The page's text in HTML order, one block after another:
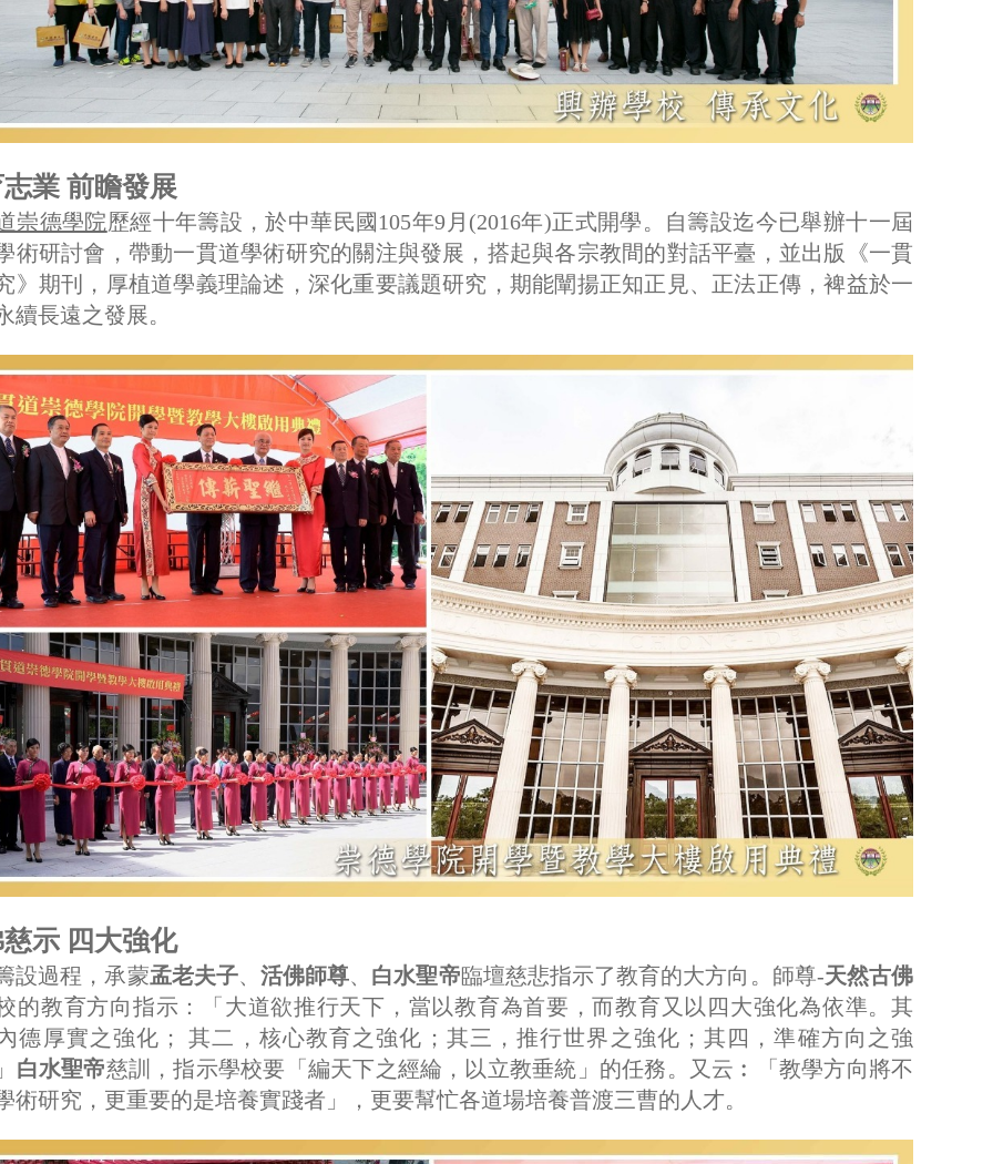
業 前瞻發展
崇德學院歷經十年籌設，於中華民國105年9月(2016年)正式開學。自籌設迄今已舉辦十一屆
術研討會，帶動一貫道學術研究的關注與發展，搭起與各宗教間的對話平臺，並出版《一貫
》期刊，厚植道學義理論述，深化重要議題研究，期能闡揚正知正見、正法正傳，裨益於一
續長遠之發展。
示 四大強化
設過程，承蒙孟老夫子、 活佛師尊、 白水聖帝臨壇慈悲指示了教育的大方向。師尊-天然古佛
的教育方向指示：「大道欲推行天下，當以教育為首要，而教育又以四大強化為依準。其
德厚實之強化； 其二，核心教育之強化；其三，推行世界之強化；其四，準確方向之強
白水聖帝慈訓，指示學校要「編天下之經綸，以立教垂統」的任務。又云︰「教學方向將不
術研究，更重要的是培養實踐者」，更要幫忙各道場培養普渡三曹的人才。